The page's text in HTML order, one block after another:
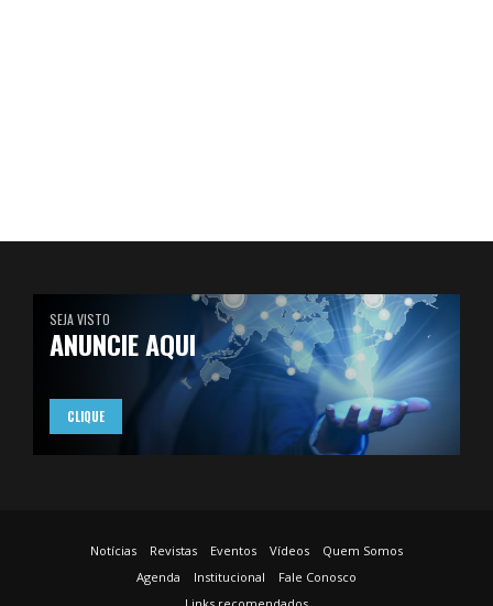
SEJA VISTO
ANUNCIE AQUI
CLIQUE
Notícias Revistas Eventos Vídeos
Quem Somos
Agenda
Institucional
Fale Conosco